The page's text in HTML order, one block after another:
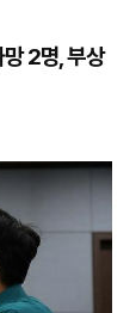
2명, 부상